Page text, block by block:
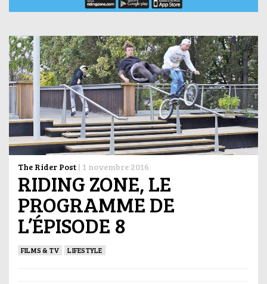
The Rider Post | 1 novembre 2016
RIDING ZONE, LE
PROGRAMME DE
L’ÉPISODE 8
FILMS & TV LIFESTYLE